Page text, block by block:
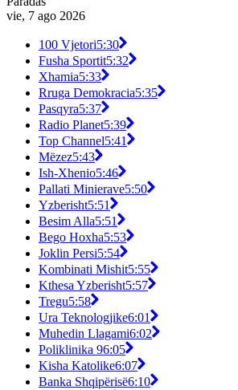
vie, 7 ago 2026
100 Vjetori5:30
Fusha Sportit5:32
Xhamia5:33
Rruga Demokracia5:35
Pasqyra5:37
Radio Planet5:39
Top Channel5:41
Mëzez5:43
Ish-Xhenio5:46
Pallati Minierave5:50
Yzberisht5:51
Besim Alla5:51
Bego Hoxha5:53
Joklin Persi5:54
Kombinati Mishit5:55
Kthesa Yzberisht5:57
Tregu5:58
Ura Teknologjike6:01
Muhedin Llagami6:02
Poliklinika 96:05
Kisha Katolike6:07
Banka Shqipërisë6:10